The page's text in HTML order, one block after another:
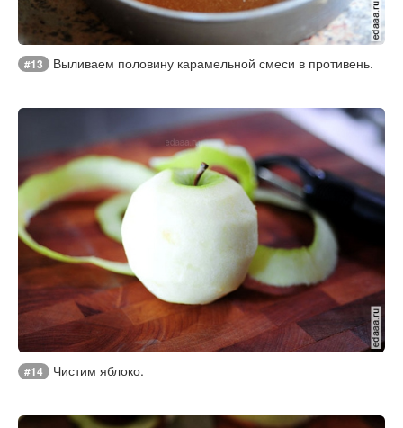
#13 Выливаем половину карамельной смеси в противень.
#14 Чистим яблоко.